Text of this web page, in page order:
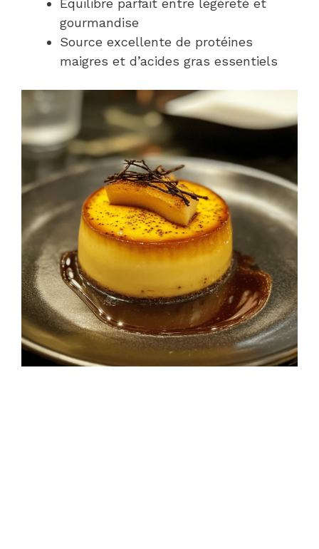
Équilibre parfait entre légèreté et
gourmandise
Source excellente de protéines
maigres et d’acides gras essentiels